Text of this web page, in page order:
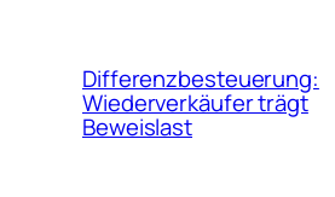
Differenzbesteuerung:
Wiederverkäufer trägt
Beweislast